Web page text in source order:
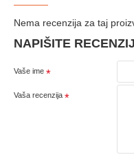
Nema recenzija za taj
NAPIŠITE
Vaše ime
Vaša recenzija